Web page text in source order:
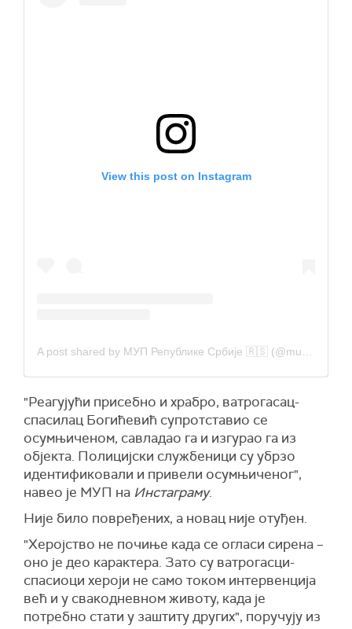
View this post on Instagram
"Реагујући присебно и храбро, ватрогасац-
спасилац Богићевић супротставио се
осумњиченом, савладао га и изгурао га из
објекта. Полицијски службеници су убрзо
идентификовали и привели осумњиченог",
навео је МУП на Инстаграму.
Није било повређених, а новац није отуђен.
"Херојство не почиње када се огласи сирена –
оно је део карактера. Зато су ватрогасци-
спасиоци хероји не само током интервенција
већ и у свакодневном животу, када је
потребно стати у заштиту других", поручују из